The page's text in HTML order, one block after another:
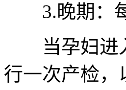
3.晚期：
当孕妇进入
行一次产检，